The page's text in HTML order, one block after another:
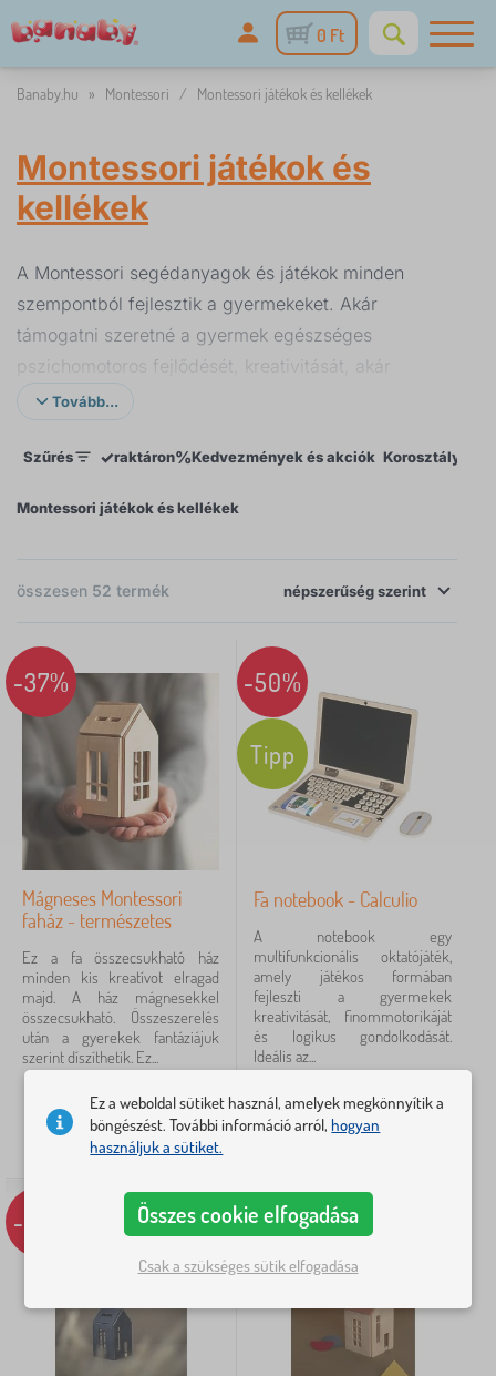
0 Ft
Banaby.hu » Montessori / Montessori játékok és kellékek
Montessori játékok és
kellékek
A Montessori segédanyagok és játékok minden
szempontból fejlesztik a gyermekeket. Akár
támogatni szeretné a gyermek egészséges
pszichomotoros fejlődését, kreativitását, akár
valamivel szórakoztatnia kell a gyermeket, itt
az ötletes formák a Montessori-pedagógia alapját
szolgálja a természetes úton fejlődő gyermeket és a
látványa a legnagyobb öröm.
Tovább...
Szűrés ✓raktáron%Kedvezmények és akciók Korosztályok
Korosztályok
óvodás
36
1 év
15
12 - 24 hónap
7
iskolások
0-3 évek
4
több
motoros készségek
irányultság
16
kreativitás
Montessori játékok és kellékek
összesen 52 termék
népszerűség
-37%
Mágneses Montessori
faház - természetes
Ez a fa összecsukható ház
minden kis kreatívot elragad
majd. A ház mágnesekkel
összecsukható. Összeszerelés
után a gyerekek fantáziájuk
szerint díszíthetik. Ez...
tól 13 118Ft
tól8 348Ft
RAKTÁRON
-50%
Tipp
Fa notebook - Calculio
A notebook egy
multifunkcionális oktatójáték,
amely játékos formában
fejleszti a gyermekek
kreativitását, finommotorikáját
és logikus gondolkodását.
Ideális az...
11 146Ft
5 551Ft
-37% -37%
Ez a weboldal sütiket használ, amelyek megkönnyítik a
böngészést. További információ arról,hogyan
használjuk a sütiket.
Összes cookie elfogadása
Csak a szükséges sütik elfogadása